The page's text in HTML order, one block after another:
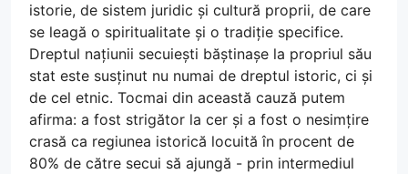
istorie, de sistem juridic și cultură proprii, de care
se leagă o spiritualitate și o tradiție specifice.
Dreptul națiunii secuiești băștinașe la propriul său
stat este susținut nu numai de dreptul istoric, ci și
de cel etnic. Tocmai din această cauză putem
afirma: a fost strigător la cer și a fost o nesimțire
crasă ca regiunea istorică locuită în procent de
80% de către secui să ajungă - prin intermediul